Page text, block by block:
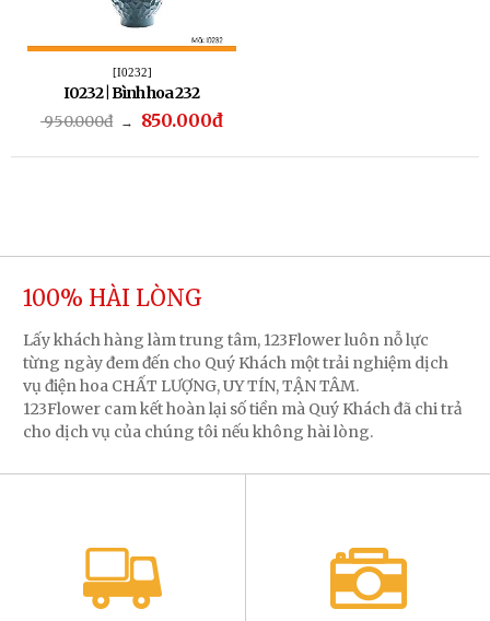
[I0232]
I0232 | Bình hoa 232
950.000đ → 850.000đ
100% HÀI LÒNG
Lấy khách hàng làm trung tâm, 123Flower luôn nỗ lực
từng ngày đem đến cho Quý Khách một trải nghiệm dịch
vụ điện hoa CHẤT LƯỢNG, UY TÍN, TẬN TÂM.
123Flower cam kết hoàn lại số tiền mà Quý Khách đã chi trả
cho dịch vụ của chúng tôi nếu không hài lòng.